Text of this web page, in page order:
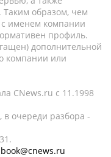
Таким образом, чем
именем компании
профиль.
дополнительной
компании или
CNews.ru c 11.1998
очереди разбора -
book@cnews.ru